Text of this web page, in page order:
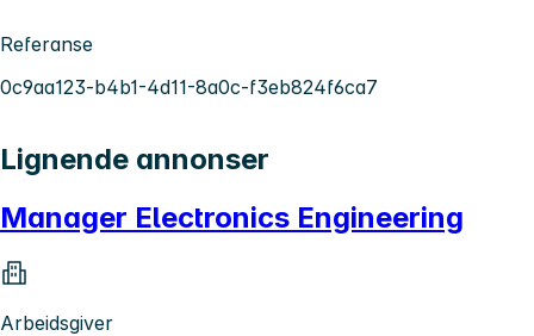
Referanse
0c9aa123-b4b1-4d11-8a0c-f3eb824f6ca7
Lignende annonser
Manager Electronics Engineering
Arbeidsgiver